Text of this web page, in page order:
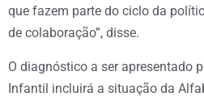
que fazem parte do ciclo da
de colaboração”, disse.
O diagnóstico a ser apresentado
Infantil incluirá a situação da